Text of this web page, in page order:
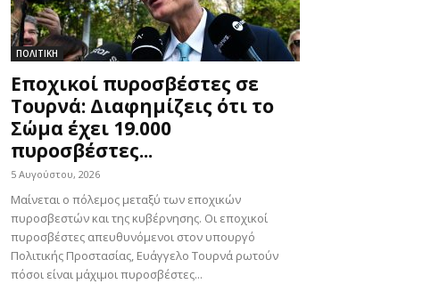
ΠΟΛΙΤΙΚΗ
Εποχικοί πυροσβέστες σε
Τουρνά: Διαφημίζεις ότι το
Σώμα έχει 19.000
πυροσβέστες...
5 Αυγούστου, 2026
Μαίνεται ο πόλεμος μεταξύ των εποχικών
πυροσβεστών και της κυβέρνησης. Οι εποχικοί
πυροσβέστες απευθυνόμενοι στον υπουργό
Πολιτικής Προστασίας, Ευάγγελο Τουρνά ρωτούν
πόσοι είναι μάχιμοι πυροσβέστες...